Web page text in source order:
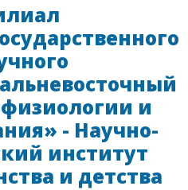
и
- Научно-
институт
и детства